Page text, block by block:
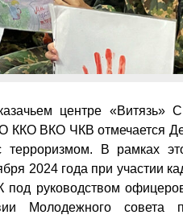
центре «Витязь»
ККО ВКО ЧКВ отмечается
терроризмом. В рамках
2024 года при участии
под руководством
Молодежного совета